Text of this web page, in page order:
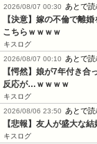
2026/08/07 00:30
あとで読
【決意】嫁の不倫で離
こちらｗｗｗｗ
キスログ
2026/08/07 00:10
あとで読
【愕然】娘が7年付き
反応が…ｗｗｗｗ
キスログ
2026/08/06 23:50
あとで読
【悲報】友人が盛大な
キスログ